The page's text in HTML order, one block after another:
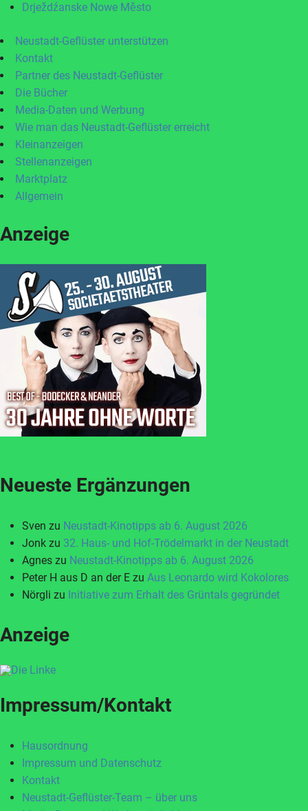
Drježdźanske Nowe Město
Neustadt-Geflüster unterstützen
Kontakt
Partner des Neustadt-Geflüster
Die Bücher
Media-Daten und Werbung
Wie man das Neustadt-Geflüster erreicht
Kleinanzeigen
Stellenanzeigen
Marktplatz
Allgemein
Anzeige
Neueste Ergänzungen
Sven zu Neustadt-Kinotipps ab 6. August 2026
Jonk zu 32. Haus- und Hof-Trödelmarkt in der Neustadt
Agnes zu Neustadt-Kinotipps ab 6. August 2026
Peter H aus D an der E zu Aus Leonardo wird Kokolores
Nörgli zu Initiative zum Erhalt des Grüntals gegründet
Anzeige
Impressum/Kontakt
Hausordnung
Impressum und Datenschutz
Kontakt
Neustadt-Geflüster-Team – über uns